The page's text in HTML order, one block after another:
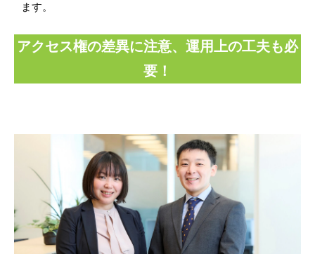
ます。
アクセス権の差異に注意、運用上の工夫も必
要！